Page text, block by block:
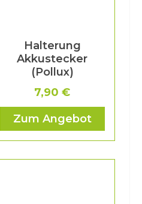
Halterung
Akkustecker
(Pollux)
7,90 €
Zum Angebot